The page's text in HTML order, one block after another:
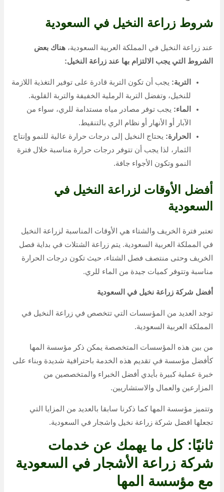
شروط زراعة النخيل في السعودية
عند زراعة النخيل في المملكة العربية السعودية،هناك بعض
الشروط التي يجب الالتزام بها عند زراعة النخيل:
التربة: يجب أن تكون التربة قادرة على توفير التغذية اللازمة
للنخيل، وتفضل التربة الرملية الخفيفة والتربة القلوية.
الماء: يجب توفر مصادر مياه مستدامة للري، سواء من
الآبار أو الأنهار أو نظام الري بالتنقيط.
الحرارة: يحتاج النخيل إلى درجات حرارة عالية للنمو وإنتاج
الثمار، لذا يجب أن تتوفر درجات حرارة مناسبة خلال فترة
النمو وتكون الأجواء جافة.
أفضل الأوقات لزراعة النخيل في
السعودية
تعتبر فترة الخريف والشتاء هي الأوقات المناسبة لزراعة النخيل
في المملكة العربية السعودية. يتم زراعة الشتلات في بداية فصل
الخريف وحتى منتصف فصل الشتاء، حيث تكون درجات الحرارة
مناسبة وتتوفر كميات جيدة من الماء للري.
أفضل شركة زراعة نخيل في السعودية
توجد العديد من المؤسسات التي تتخصص في زراعة النخيل في
المملكة العربية السعودية.
من بين هذه المؤسسات المتخصصة يمكن ذكر مؤسسة المها
كأفضل مؤسسة في تقديم هذه الخدمة باحترافية شديدة وبناء على
خبرة عملية كبيرة بأيدي أفضل الخبراء والمتخصصين من
المزارعين والعمال والاستشاريين.
وتتميز مؤسسة المها كما ذكرنا سابقا بالعديد من المزايا التي
تجعلها افضل شركة زراعة نخيل واشجار في السعودية.
ثانيًا: كل ما يهمك عن خدمات
شركة زراعة الأشجار في السعودية
مع مؤسسة المها